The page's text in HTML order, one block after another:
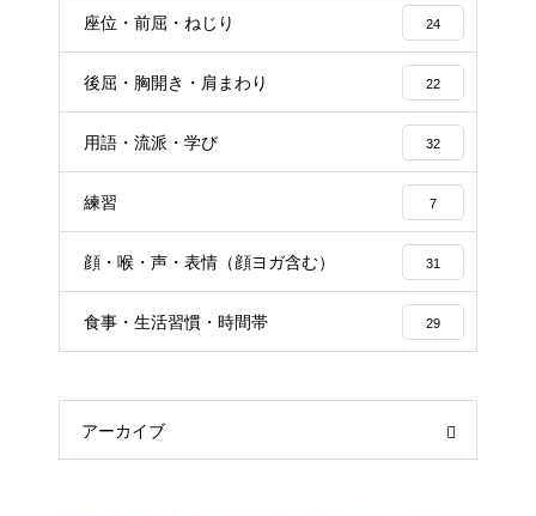
座位・前屈・ねじり 24
後屈・胸開き・肩まわり 22
用語・流派・学び 32
練習 7
顔・喉・声・表情（顔ヨガ含む） 31
食事・生活習慣・時間帯 29
アーカイブ